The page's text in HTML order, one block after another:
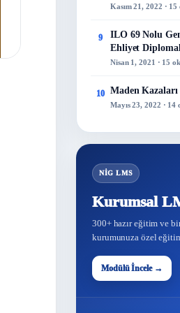
Kasım 21, 2022 · 15
9
ILO 69 Nolu
Ehliyet
Nisan 1, 2021 · 15
10 Maden
Mayıs 23, 2022 · 14
NİG LMS
Kurumsal
300+ hazır eğitim ve
kurumunuza özel
Modülü İncele →
48
Modül